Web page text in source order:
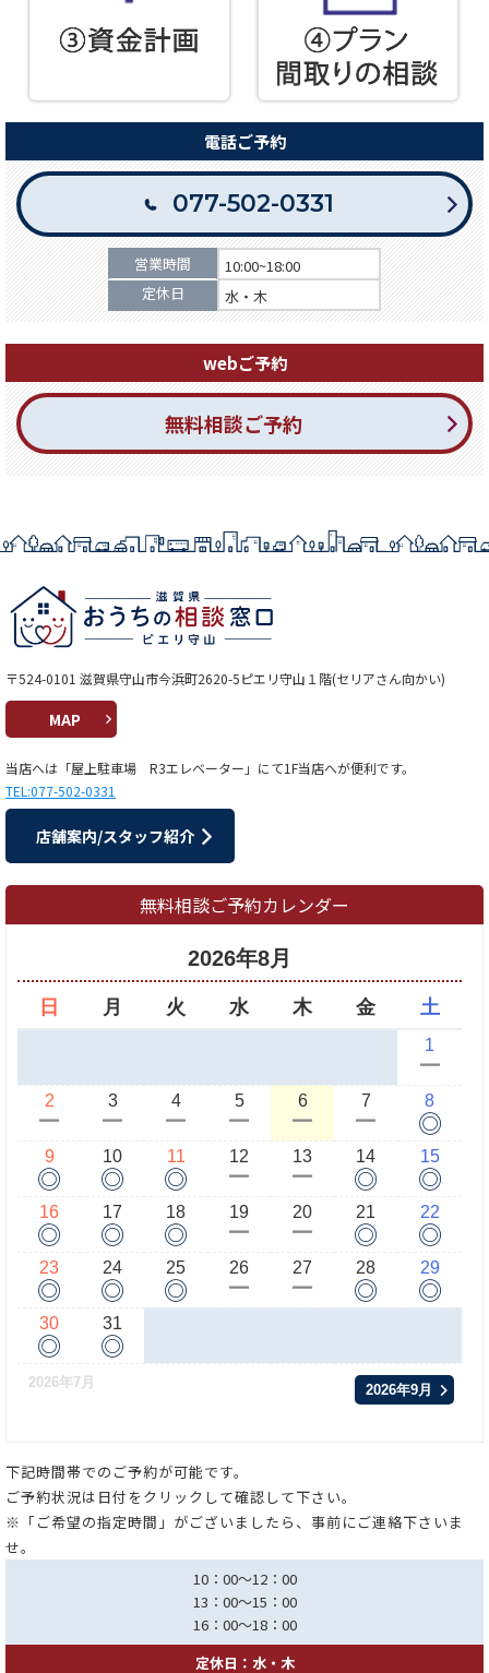
電話ご予約
077-502-0331
営業時間
10:00~18:00
定休日
水・木
webご予約
無料相談ご予約
〒524-0101 滋賀県守山市今浜町2620-5ピエリ守山１階(セリアさん向かい)
MAP
当店へは「屋上駐車場 R3エレベーター」にて1F当店へが便利です。
TEL:077-502-0331
店舗案内/スタッフ紹介
無料相談ご予約カレンダー
2026年8月
日 月 火 水 木 金 土
1
ー
2
ー
3
ー
4
ー
5
ー
6
ー
7
ー
8
◎
9
◎
10
◎
11
◎
12
ー
13
ー
14
◎
15
◎
16
◎
17
◎
18
◎
19
ー
20
ー
21
◎
22
◎
23
◎
24
◎
25
◎
26
ー
27
ー
28
◎
29
◎
30
◎
31
◎
2026年7月 2026年9月
下記時間帯でのご予約が可能です。
ご予約状況は日付をクリックして確認して下さい。
※「ご希望の指定時間」がございましたら、事前にご連絡下さいま
せ。
10：00～12：00
13：00～15：00
16：00～18：00
定休日：水・木